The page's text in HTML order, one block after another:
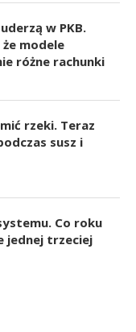
w PKB.
modele
różne rachunki
rzeki. Teraz
susz i
Co roku
jednej trzeciej